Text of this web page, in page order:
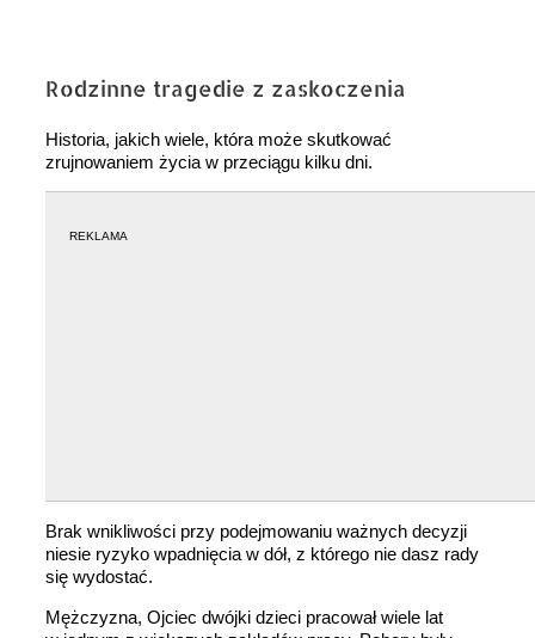
Rodzinne tragedie z zaskoczenia
Historia, jakich wiele, która może skutkować
zrujnowaniem życia w przeciągu kilku dni.
REKLAMA
Brak wnikliwości przy podejmowaniu ważnych decyzji
niesie ryzyko wpadnięcia w dół, z którego nie dasz rady
się wydostać.
Mężczyzna, Ojciec dwójki dzieci pracował wiele lat